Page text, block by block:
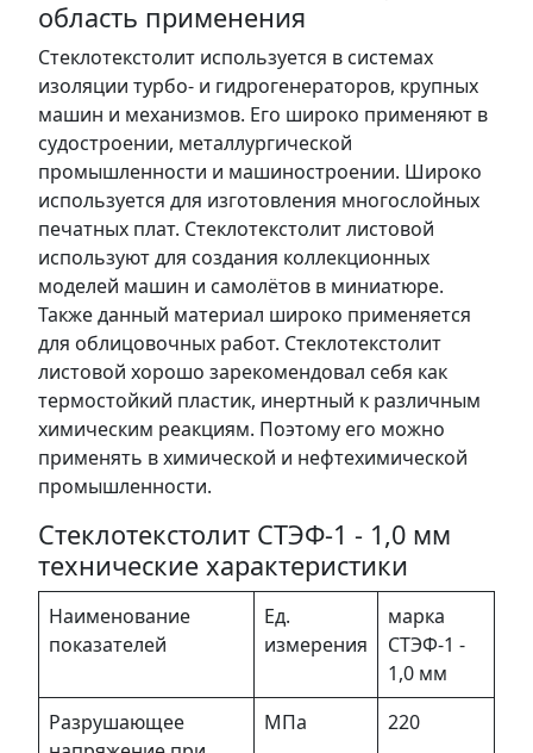
область применения
Стеклотекстолит используется в системах
изоляции турбо- и гидрогенераторов, крупных
машин и механизмов. Его широко применяют в
судостроении, металлургической
промышленности и машиностроении. Широко
используется для изготовления многослойных
печатных плат. Стеклотекстолит листовой
используют для создания коллекционных
моделей машин и самолётов в миниатюре.
Также данный материал широко применяется
для облицовочных работ. Стеклотекстолит
листовой хорошо зарекомендовал себя как
термостойкий пластик, инертный к различным
химическим реакциям. Поэтому его можно
применять в химической и нефтехимической
промышленности.
Стеклотекстолит СТЭФ-1 - 1,0 мм
технические характеристики
Наименование
показателей
Ед.
измерения
марка
СТЭФ-1 -
1,0 мм
Разрушающее
МПа 220